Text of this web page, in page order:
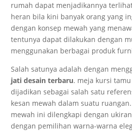
rumah dapat menjadikannya
heran bila kini banyak orang yang
dengan konsep mewah yang
tentunya dapat dilakukan dengan
menggunakan berbagai produk
Salah satunya adalah dengan
jati desain terbaru. meja kursi
dijadikan sebagai salah satu
kesan mewah dalam suatu
mewah ini dilengkapi dengan
dengan pemilihan warna-warna